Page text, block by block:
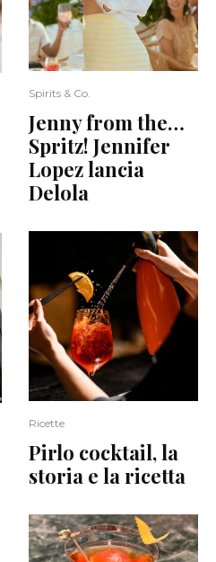
Spirits & Co.
Jenny from the…
Spritz! Jennifer
Lopez lancia
Delola
Ricette
Pirlo cocktail, la
storia e la ricetta